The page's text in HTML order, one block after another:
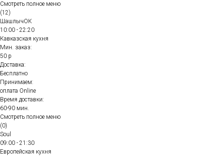
Смотреть полное меню
(12)
ШашлычОК
10:00 - 22:20
Кавказская кухня
Мин. заказ:
50 р
Доставка:
Бесплатно
Принимаем:
оплата Online
Время доставки:
60-90 мин.
Смотреть полное меню
(0)
Soul
09:00 - 21:30
Европейская кухня